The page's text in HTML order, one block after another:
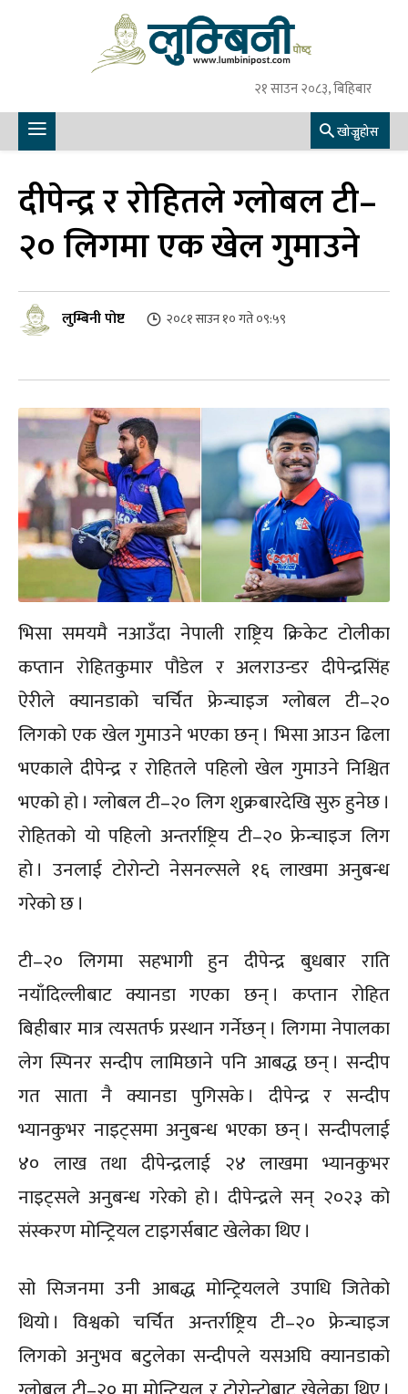
२१ साउन २०८३, बिहिबार
खोज्नुहोस
दीपेन्द्र र रोहितले ग्लोबल टी–
२० लिगमा एक खेल गुमाउने
लुम्बिनी पोष्ट २०८१ साउन १० गते ०९:५९
भिसा समयमै नआउँदा नेपाली राष्ट्रिय क्रिकेट टोलीका
कप्तान रोहितकुमार पौडेल र अलराउन्डर दीपेन्द्रसिंह
ऐरीले क्यानडाको चर्चित फ्रेन्चाइज ग्लोबल टी–२०
लिगको एक खेल गुमाउने भएका छन् । भिसा आउन ढिला
भएकाले दीपेन्द्र र रोहितले पहिलो खेल गुमाउने निश्चित
भएको हो । ग्लोबल टी–२० लिग शुक्रबारदेखि सुरु हुनेछ ।
रोहितको यो पहिलो अन्तर्राष्ट्रिय टी–२० फ्रेन्चाइज लिग
हो । उनलाई टोरोन्टो नेसनल्सले १६ लाखमा अनुबन्ध
गरेको छ ।
टी–२० लिगमा सहभागी हुन दीपेन्द्र बुधबार राति
नयाँदिल्लीबाट क्यानडा गएका छन् । कप्तान रोहित
बिहीबार मात्र त्यसतर्फ प्रस्थान गर्नेछन् । लिगमा नेपालका
लेग स्पिनर सन्दीप लामिछाने पनि आबद्ध छन् । सन्दीप
गत साता नै क्यानडा पुगिसके । दीपेन्द्र र सन्दीप
भ्यानकुभर नाइट्समा अनुबन्ध भएका छन् । सन्दीपलाई
४० लाख तथा दीपेन्द्रलाई २४ लाखमा भ्यानकुभर
नाइट्सले अनुबन्ध गरेको हो । दीपेन्द्रले सन् २०२३ को
संस्करण मोन्ट्रियल टाइगर्सबाट खेलेका थिए ।
सो सिजनमा उनी आबद्ध मोन्ट्रियलले उपाधि जितेको
थियो । विश्वको चर्चित अन्तर्राष्ट्रिय टी–२० फ्रेन्चाइज
लिगको अनुभव बटुलेका सन्दीपले यसअघि क्यानडाको